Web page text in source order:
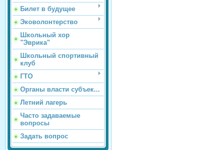
Билет в будущее
Эковолонтерство
Школьный хор
"Эврика"
Школьный спортивный
клуб
ГТО
Органы власти субъек...
Летний лагерь
Часто задаваемые
вопросы
Задать вопрос